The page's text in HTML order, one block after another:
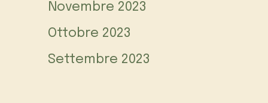
Novembre 2023
Ottobre 2023
Settembre 2023